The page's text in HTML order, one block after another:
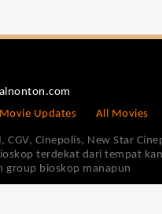
Movie Updates All Movies
Cinepolis, New Star
terdekat dari tempat
group bioskop manapun